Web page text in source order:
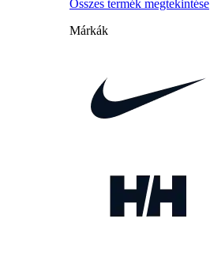
Összes termék megtekintése
Márkák